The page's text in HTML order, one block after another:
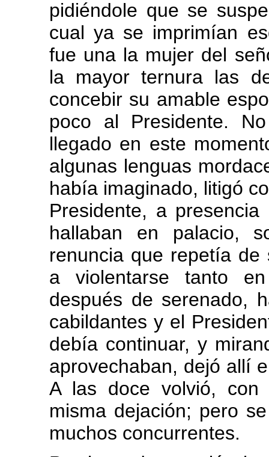
pidiéndole que se
cual ya se imprimían
fue una la mujer del
la mayor ternura las
concebir su amable
poco al Presidente.
llegado en este
algunas lenguas
había imaginado, litigó
Presidente, a
hallaban en palacio,
renuncia que repetía
a violentarse tanto
después de serenado,
cabildantes y el
debía continuar, y
aprovechaban, dejó allí
A las doce volvió, con
misma dejación; pero
muchos concurrentes.